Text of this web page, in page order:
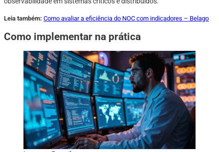
Leia também: Como avaliar a eficiência do NOC com indicadores – Belago
Como implementar na prática